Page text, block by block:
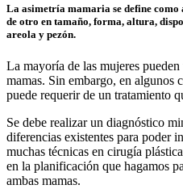
La asimetría mamaria se define como
de otro en tamaño, forma, altura,
areola y pezón.
La mayoría de las mujeres
mamas. Sin embargo, en algunos
puede requerir de un tratamiento
Se debe realizar un diagnóstico
diferencias existentes para poder
muchas técnicas en cirugía
en la planificación que hagamos
ambas mamas.